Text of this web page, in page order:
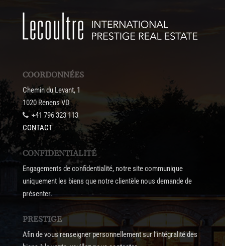
COORDONNÉES
Chemin du Levant, 1
1020 Renens VD
+41 796 323 113
CONTACT
CONFIDENTIALITÉ
Engagements de confidentialité, notre site communique
uniquement les biens que notre clientèle nous demande de
présenter.
PRESTIGE
Afin de vous renseigner personnellement sur l’intégralité des